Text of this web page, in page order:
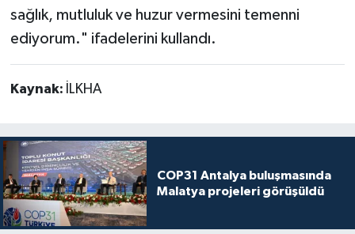
sağlık, mutluluk ve huzur vermesini temenni
ediyorum." ifadelerini kullandı.
Kaynak: İLKHA
COP31 Antalya buluşmasında
Malatya projeleri görüşüldü